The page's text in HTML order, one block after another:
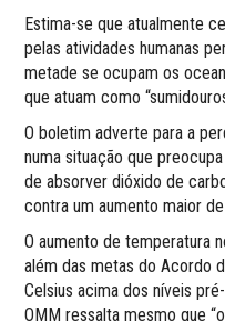
Estima-se que atualmente
pelas atividades humanas
metade se ocupam os
que atuam como
O boletim adverte para a
numa situação que
de absorver dióxido de
contra um aumento maior
O aumento de temperatura
além das metas do Acordo
Celsius acima dos níveis
OMM ressalta mesmo que